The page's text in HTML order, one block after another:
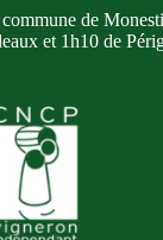
de
et 1h10 de